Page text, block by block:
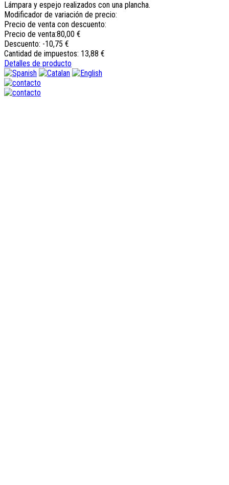
Lámpara y espejo realizados con una plancha.
Modificador de variación de precio:
Precio de venta con descuento:
Precio de venta:80,00 €
Descuento: -10,75 €
Cantidad de impuestos: 13,88 €
Detalles de producto